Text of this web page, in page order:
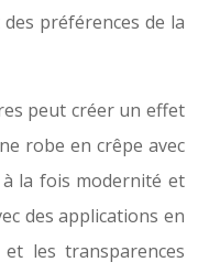
préférences de la
peut créer un effet
robe en crêpe avec
la fois modernité et
des applications en
les transparences